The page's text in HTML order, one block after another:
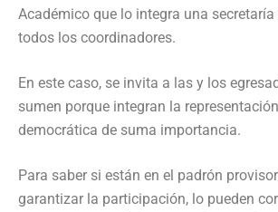
Académico que lo integra una
todos los coordinadores.
En este caso, se invita a las y los
sumen porque integran la
democrática de suma importancia.
Para saber si están en el padrón
garantizar la participación, lo pueden